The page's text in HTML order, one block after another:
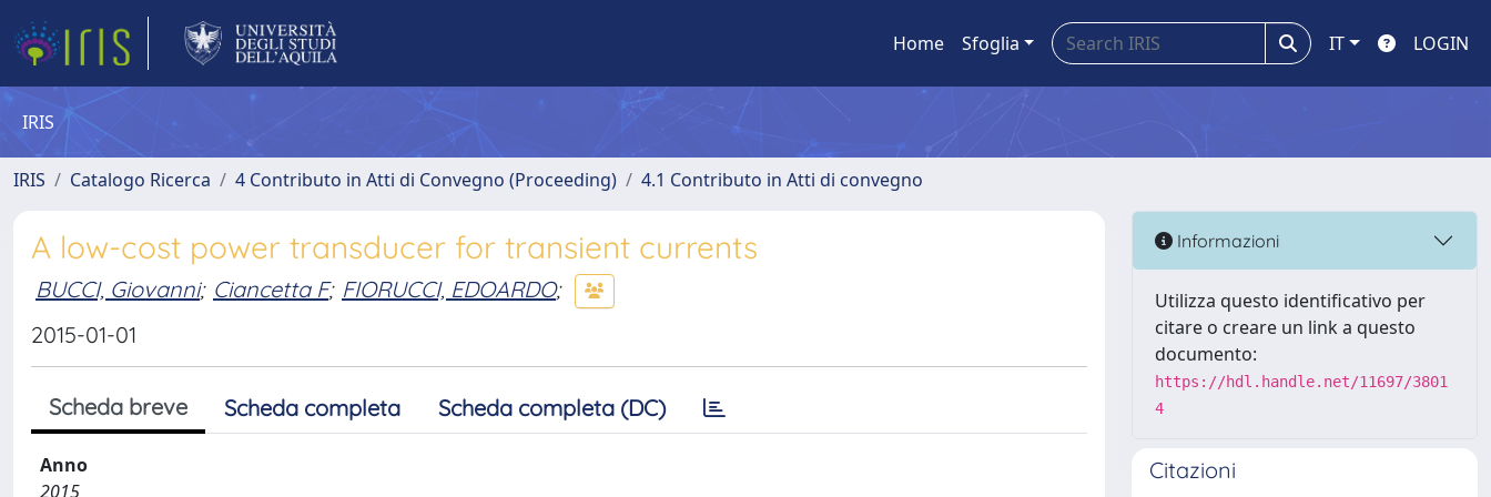
Home Sfoglia IT LOGIN
IRIS
IRIS Catalogo Ricerca 4 Contributo in Atti di Convegno (Proceeding) 4.1 Contributo in Atti di convegno
A low-cost power transducer for transient currents
BUCCI, Giovanni; Ciancetta F; FIORUCCI, EDOARDO;
2015-01-01
Scheda breve Scheda completa Scheda completa (DC)
Anno
2015
Informazioni
Utilizza questo identificativo per
citare o creare un link a questo
documento:
https://hdl.handle.net/11697/3801
4
Citazioni